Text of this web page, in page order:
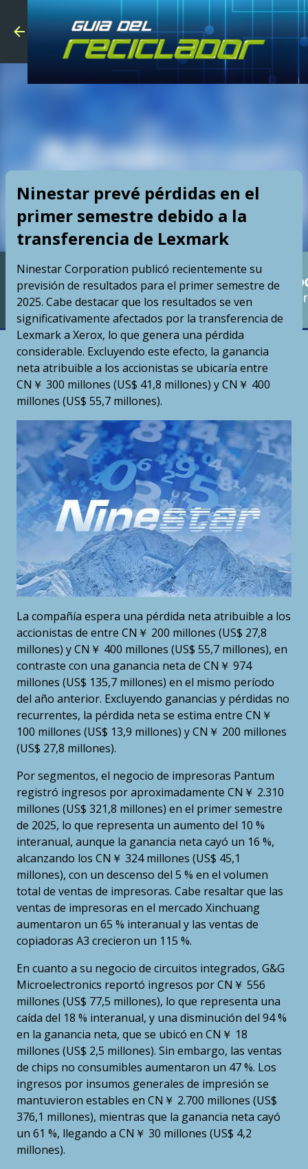
Skip to
Ninestar prevé pérdidas en el
primer semestre debido a la
transferencia de Lexmark
Ninestar Corporation publicó recientemente su
previsión de resultados para el primer semestre de
2025. Cabe destacar que los resultados se ven
significativamente afectados por la transferencia de
Lexmark a Xerox, lo que genera una pérdida
considerable. Excluyendo este efecto, la ganancia
neta atribuible a los accionistas se ubicaría entre
CN￥ 300 millones (US$ 41,8 millones) y CN￥ 400
millones (US$ 55,7 millones).
La compañía espera una pérdida neta atribuible a los
accionistas de entre CN￥ 200 millones (US$ 27,8
millones) y CN￥ 400 millones (US$ 55,7 millones), en
contraste con una ganancia neta de CN￥ 974
millones (US$ 135,7 millones) en el mismo período
del año anterior. Excluyendo ganancias y pérdidas no
recurrentes, la pérdida neta se estima entre CN￥
100 millones (US$ 13,9 millones) y CN￥ 200 millones
(US$ 27,8 millones).
Por segmentos, el negocio de impresoras Pantum
registró ingresos por aproximadamente CN￥ 2.310
millones (US$ 321,8 millones) en el primer semestre
de 2025, lo que representa un aumento del 10 %
interanual, aunque la ganancia neta cayó un 16 %,
alcanzando los CN￥ 324 millones (US$ 45,1
millones), con un descenso del 5 % en el volumen
total de ventas de impresoras. Cabe resaltar que las
ventas de impresoras en el mercado Xinchuang
aumentaron un 65 % interanual y las ventas de
copiadoras A3 crecieron un 115 %.
En cuanto a su negocio de circuitos integrados, G&G
Microelectronics reportó ingresos por CN￥ 556
millones (US$ 77,5 millones), lo que representa una
caída del 18 % interanual, y una disminución del 94 %
en la ganancia neta, que se ubicó en CN￥ 18
millones (US$ 2,5 millones). Sin embargo, las ventas
de chips no consumibles aumentaron un 47 %. Los
ingresos por insumos generales de impresión se
mantuvieron estables en CN￥ 2.700 millones (US$
376,1 millones), mientras que la ganancia neta cayó
un 61 %, llegando a CN￥ 30 millones (US$ 4,2
millones).